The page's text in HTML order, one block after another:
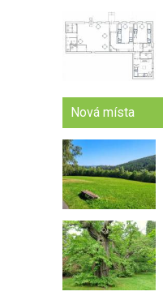
Nová místa